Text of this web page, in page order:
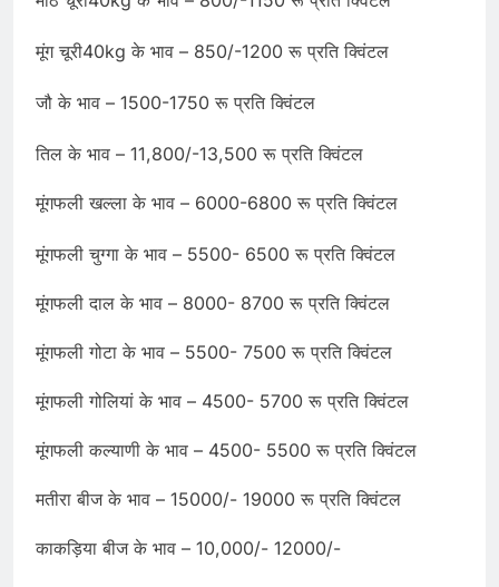
मूंग चूरी40kg के भाव – 850/-1200 रू प्रति क्विंटल
जौ के भाव – 1500-1750 रू प्रति क्विंटल
तिल के भाव – 11,800/-13,500 रू प्रति क्विंटल
मूंगफली खल्ला के भाव – 6000-6800 रू प्रति क्विंटल
मूंगफली चुग्गा के भाव – 5500- 6500 रू प्रति क्विंटल
मूंगफली दाल के भाव – 8000- 8700 रू प्रति क्विंटल
मूंगफली गोटा के भाव – 5500- 7500 रू प्रति क्विंटल
मूंगफली गोलियां के भाव – 4500- 5700 रू प्रति क्विंटल
मूंगफली कल्याणी के भाव – 4500- 5500 रू प्रति क्विंटल
मतीरा बीज के भाव – 15000/- 19000 रू प्रति क्विंटल
काकड़िया बीज के भाव – 10,000/- 12000/-